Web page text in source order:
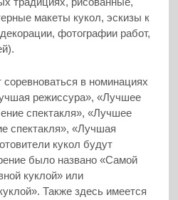
макеты кукол, эскизы к
фотографии работ,
в номинациях
режиссура», «Лучшее
спектакля», «Лучшее
спектакля», «Лучшая
кукол будут
было названо «Самой
куклой» или
Также здесь имеется